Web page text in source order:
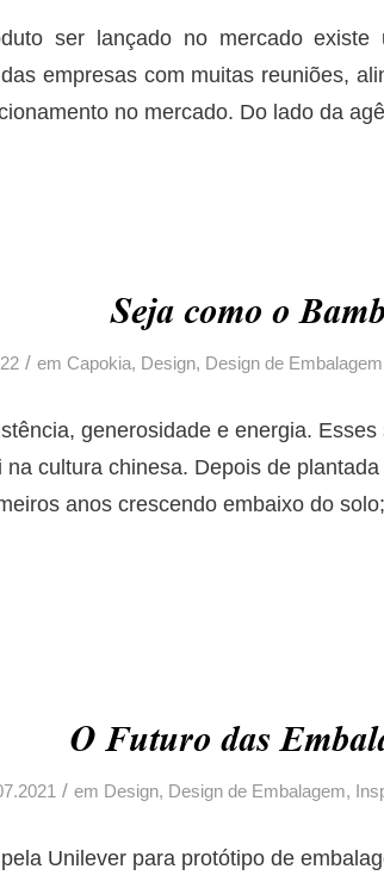
ser lançado no mercado
empresas com muitas reuniões,
no mercado. Do lado da
Seja como o
/ em Capokia, Design, Design de Embalagem
generosidade e energia.
cultura chinesa. Depois de
anos crescendo embaixo do
O Futuro das
/ em Design, Design de Embalagem,
Unilever para protótipo de